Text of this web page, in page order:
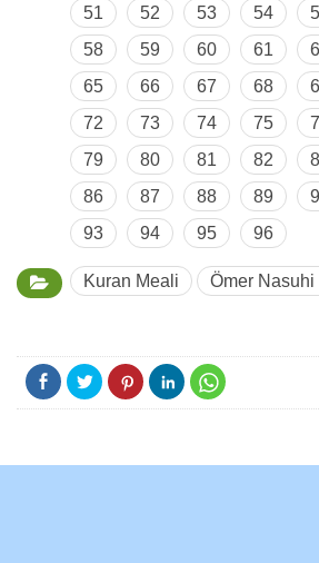
51
52 53 54
58
59 60 61
65
66 67 68
72
73 74 75
79
80 81 82
86
87 88 89
93
94 95 96
Kuran Meali Ömer Nasuhi